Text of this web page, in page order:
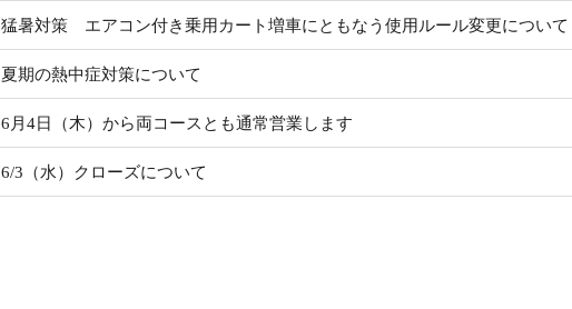
猛暑対策 エアコン付き乗用カート増車にともなう使用ルール変更について
夏期の熱中症対策について
6月4日（木）から両コースとも通常営業します
6/3（水）クローズについて